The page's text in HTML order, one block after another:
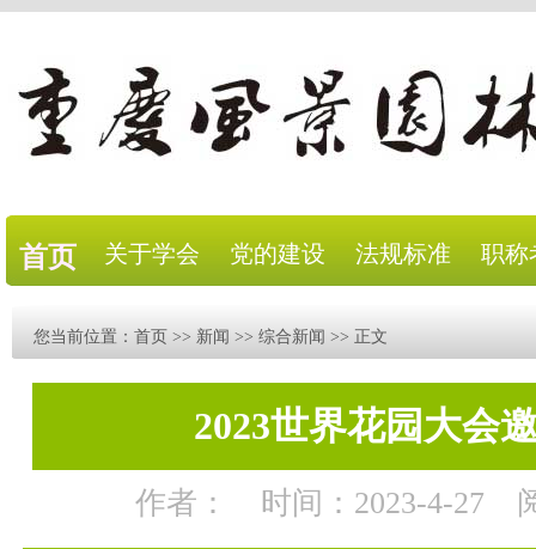
首页 关于学会 党的建设 法规标准 职称
您当前位置： 首页 >> 新闻 >> 综合新闻 >> 正文
2023世界花园大会
作者： 时间：2023-4-27